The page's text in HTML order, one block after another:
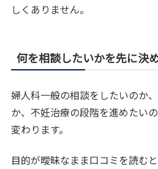
しくありません。
何を相談したいかを先に決
婦人科一般の相談をしたいのか
か、不妊治療の段階を進めたい
変わります。
目的が曖昧なまま口コミを読む